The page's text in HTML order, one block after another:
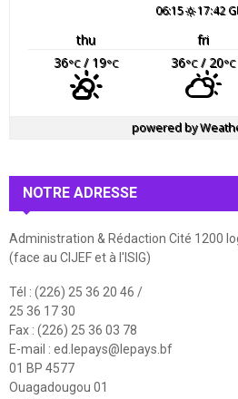
06:15 17:42
thu fri
36°C/ 19°C 36°C/ 20°C
powered by
NOTRE ADRESSE
Administration & Rédaction Cité 1200
(face au CIJEF et à l'ISIG)
Tél : (226) 25 36 20 46 /
25 36 17 30
Fax : (226) 25 36 03 78
E-mail : ed.lepays@lepays.bf
01 BP 4577
Ouagadougou 01